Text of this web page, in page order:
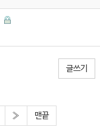
글쓰기
» 맨끝